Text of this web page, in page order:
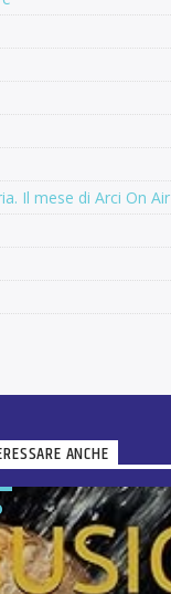
Il mese di Arci On Air
ANCHE